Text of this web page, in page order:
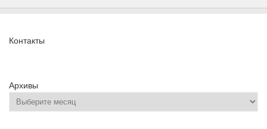
Контакты
Архивы